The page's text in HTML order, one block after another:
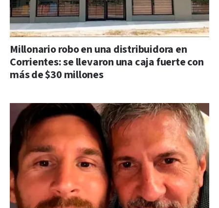
Millonario robo en una distribuidora en
Corrientes: se llevaron una caja fuerte con
más de $30 millones